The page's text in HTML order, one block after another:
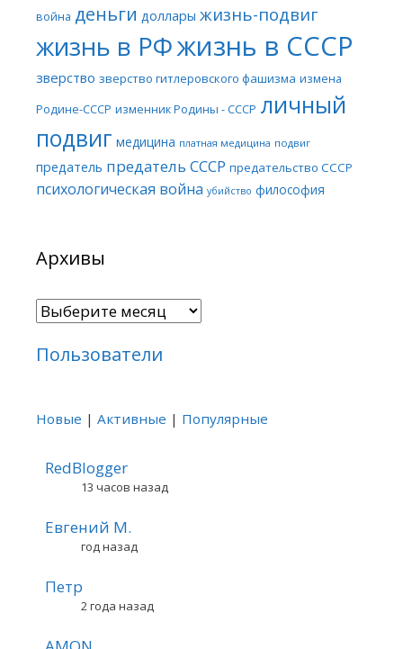
война деньги доллары жизнь-подвиг
жизнь в РФжизнь в СССР
зверство зверство гитлеровского фашизма измена
Родине-СССР изменник Родины - СССР личный
подвиг медицина платная медицина подвиг
предатель предатель СССР предательство СССР
психологическая война убийство философия
Архивы
Архивы
Пользователи
Новые | Активные | Популярные
RedBlogger
13 часов назад
Евгений М.
год назад
Петр
2 года назад